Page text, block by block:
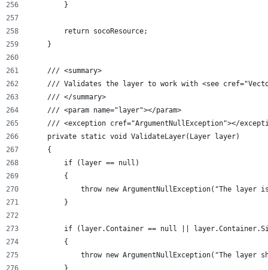
        }
        return socoResource;
    }
    /// <summary>
/// Validates the layer to work with <see
    /// </summary>
    /// <param name="layer"></param>
/// <exception cref="ArgumentNullException"></
    private static void ValidateLayer(Layer layer)
    {
        if (layer == null)
        {
throw new ArgumentNullException("The layer
        }
if (layer.Container == null ||
        {
throw new ArgumentNullException("The layer